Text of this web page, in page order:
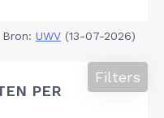
Bron: UWV (13-07-2026)
PER
Filters